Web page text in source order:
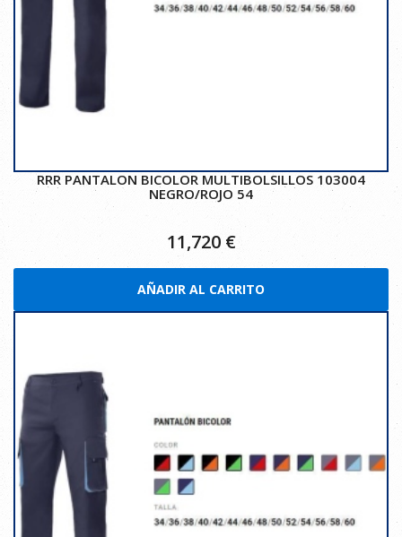
RRR PANTALON BICOLOR MULTIBOLSILLOS 103004
NEGRO/ROJO 54
11,720 €
AÑADIR AL CARRITO